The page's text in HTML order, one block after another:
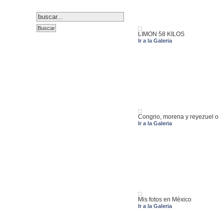
LIMON 58 KILOS
Ir a la Galeria
Congrio, morena y reyezuel o
Ir a la Galeria
Mis fotos en México
Ir a la Galeria